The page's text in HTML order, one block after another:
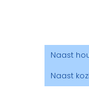
Naast
Naast